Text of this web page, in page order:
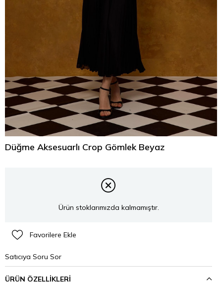
Düğme Aksesuarlı Crop Gömlek Beyaz
Ürün stoklarımızda kalmamıştır.
Favorilere Ekle
Satıcıya Soru Sor
ÜRÜN ÖZELLIKLERI